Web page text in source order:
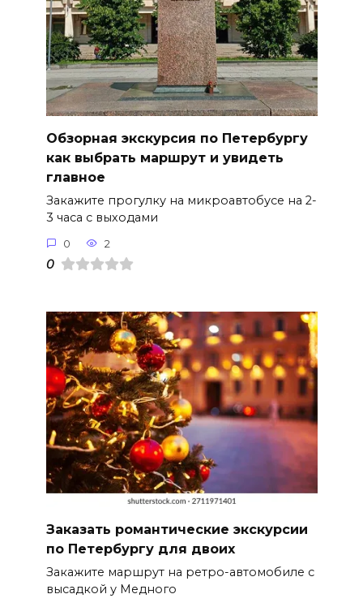
Обзорная экскурсия по Петербургу
как выбрать маршрут и увидеть
главное
Закажите прогулку на микроавтобусе на 2-
3 часа с выходами
0 2
0
Заказать романтические экскурсии
по Петербургу для двоих
Закажите маршрут на ретро-автомобиле с
высадкой у Медного